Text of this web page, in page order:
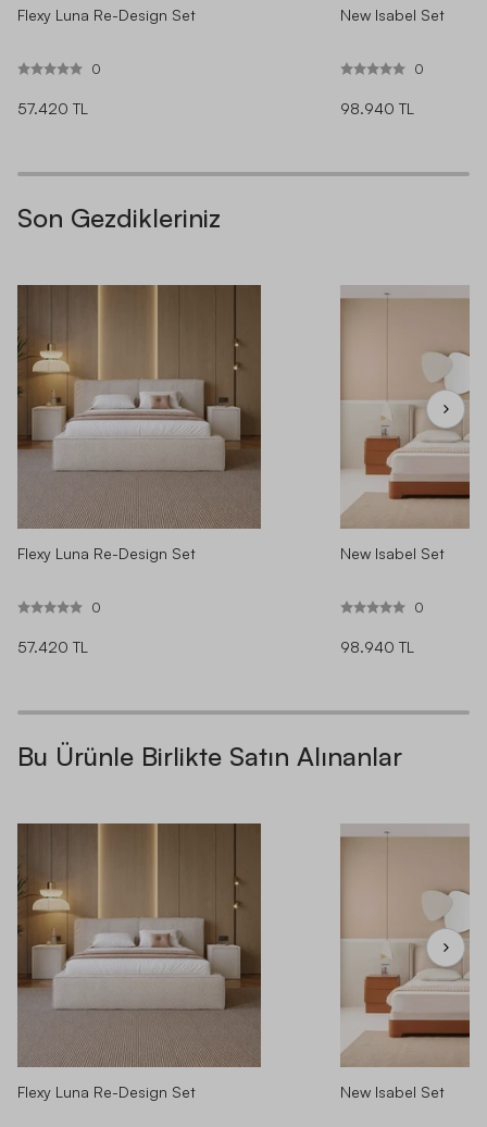
Flexy Luna Re-Design Set
0
57.420 TL
New Isabel Set
0
98.940 TL
Son Gezdikleriniz
Flexy Luna Re-Design Set
0
57.420 TL
New Isabel Set
0
98.940 TL
Bu Ürünle Birlikte Satın Alınanlar
Flexy Luna Re-Design Set New Isabel Set